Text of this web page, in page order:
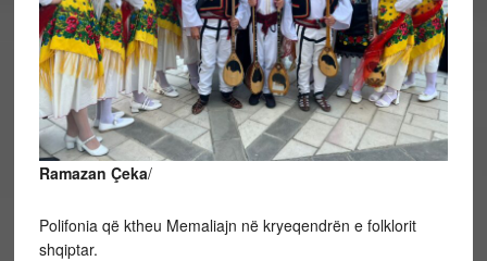
Ramazan Çeka/
Polifonia që ktheu Memaliajn në kryeqendrën e folklorit
shqiptar.